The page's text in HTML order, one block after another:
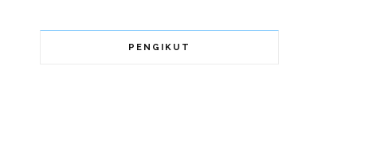
PENGIKUT